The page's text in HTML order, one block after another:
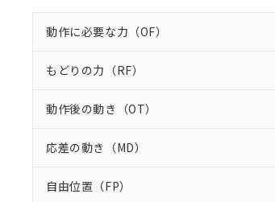
動作に必要な力（OF）
もどりの力（RF）
動作後の動き（OT）
応差の動き（MD）
自由位置（FP）